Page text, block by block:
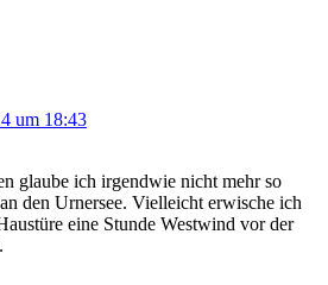
um 18:43
glaube ich irgendwie nicht mehr so
den Urnersee. Vielleicht erwische ich
eine Stunde Westwind vor der